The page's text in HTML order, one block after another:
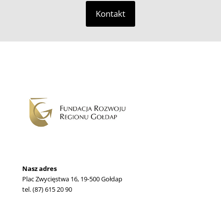
Kontakt
Nasz adres
Plac Zwycięstwa 16, 19-500 Gołdap
tel. (87) 615 20 90